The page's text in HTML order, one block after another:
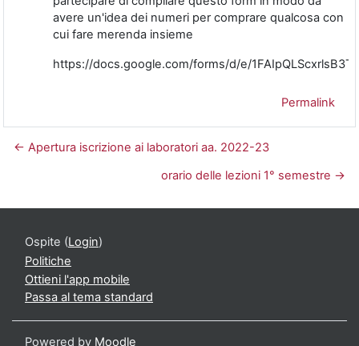
avere un'idea dei numeri per comprare qualcosa con
cui fare merenda insieme
https://docs.google.com/forms/d/e/
Permalink
← Apertura iscrizione ai laboratori aa. 2022-23
orario delle lezioni 1° semestre →
Ospite (Login)
Politiche
Ottieni l'app mobile
Passa al tema standard
Powered by Moodle